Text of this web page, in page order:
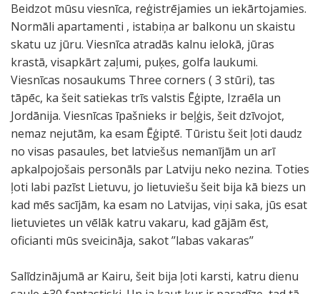
Beidzot mūsu viesnīca, reģistrējamies un iekārtojamies.
Normāli apartamenti , istabiņa ar balkonu un skaistu
skatu uz jūru. Viesnīca atradās kalnu ielokā, jūras
krastā, visapkārt zaļumi, puķes, golfa laukumi.
Viesnīcas nosaukums Three corners ( 3 stūri), tas
tāpēc, ka šeit satiekas trīs valstis Ēģipte, Izraēla un
Jordānija. Viesnīcas īpašnieks ir beļģis, šeit dzīvojot,
nemaz nejutām, ka esam Ēģiptē. Tūristu šeit ļoti daudz
no visas pasaules, bet latviešus nemanījām un arī
apkalpojošais personāls par Latviju neko nezina. Toties
ļoti labi pazīst Lietuvu, jo lietuviešu šeit bija kā biezs un
kad mēs sacījām, ka esam no Latvijas, viņi saka, jūs esat
lietuvietes un vēlāk katru vakaru, kad gājām ēst,
oficianti mūs sveicināja, sakot ’’labas vakaras’’
Salīdzinājumā ar Kairu, šeit bija ļoti karsti, katru dienu